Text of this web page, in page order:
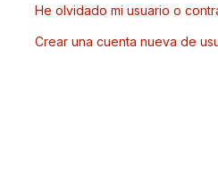
He olvidado mi usuario o
Crear una cuenta nueva de